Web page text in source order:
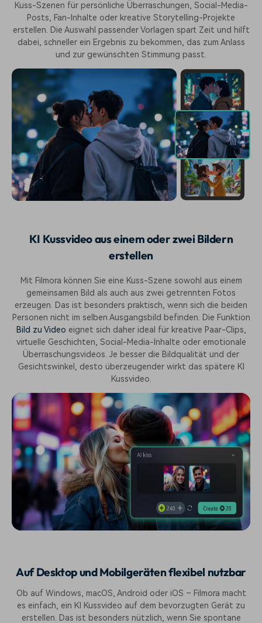
Kuss-Szenen für persönliche Überraschungen, Social-Media-
Posts, Fan-Inhalte oder kreative Storytelling-Projekte
erstellen. Die Auswahl passender Vorlagen spart Zeit und hilft
dabei, schneller ein Ergebnis zu bekommen, das zum Anlass
und zur gewünschten Stimmung passt.
KI Kussvideo aus einem oder zwei Bildern
erstellen
Mit Filmora können Sie eine Kuss-Szene sowohl aus einem
gemeinsamen Bild als auch aus zwei getrennten Fotos
erzeugen. Das ist besonders praktisch, wenn sich die beiden
Personen nicht im selben Ausgangsbild befinden. Die Funktion
Bild zu Video eignet sich daher ideal für kreative Paar-Clips,
virtuelle Geschichten, Social-Media-Inhalte oder emotionale
Überraschungsvideos. Je besser die Bildqualität und der
Gesichtswinkel, desto überzeugender wirkt das spätere KI
Kussvideo.
Auf Desktop und Mobilgeräten flexibel nutzbar
Ob auf Windows, macOS, Android oder iOS – Filmora macht
es einfach, ein KI Kussvideo auf dem bevorzugten Gerät zu
erstellen. Das ist besonders nützlich, wenn Sie spontane